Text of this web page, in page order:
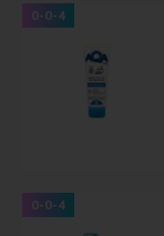
0-0-4
0-0-4